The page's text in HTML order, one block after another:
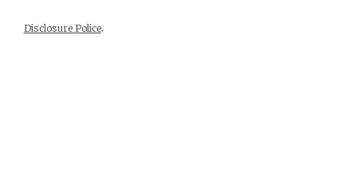
Disclosure Police.